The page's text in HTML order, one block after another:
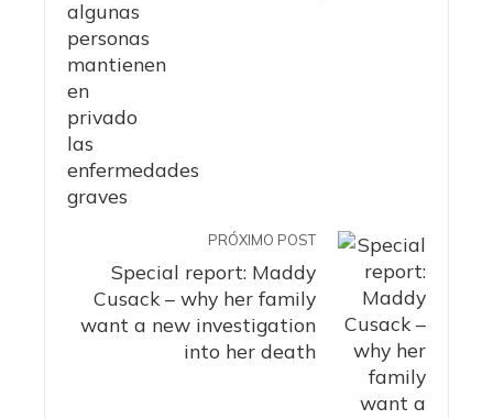
PRÓXIMO POST
Special report: Maddy
Cusack – why her family
want a new investigation
into her death